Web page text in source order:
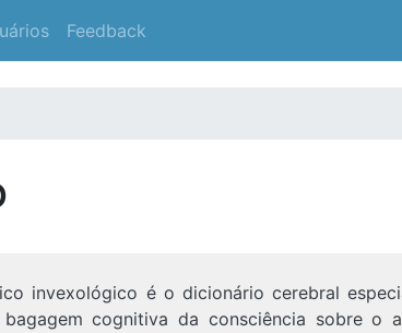
Feedback
invexológico é o dicionário cerebral
cognitiva da consciência sobre o